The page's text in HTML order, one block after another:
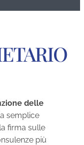
delle
semplice
firma sulle
più